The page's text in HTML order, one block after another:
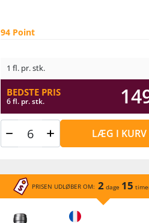
94 Point
1 fl. pr. stk.
BEDSTE PRIS
6 fl. pr. stk.
LÆG I KURV
PRISEN UDLØBER OM: 2 dage 15